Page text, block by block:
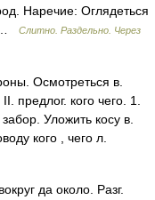
Наречие: Оглядеться
…
Слитно. Раздельно. Через
Осмотреться в.
предлог. кого чего. 1.
Уложить косу в.
кого , чего л.
да около. Разг.